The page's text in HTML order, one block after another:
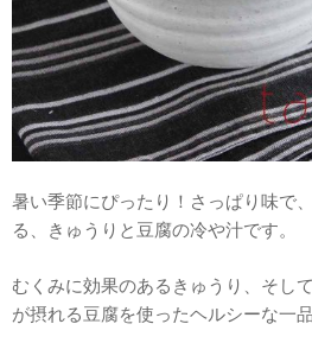
暑い季節にぴったり！さっぱり味で
る、きゅうりと豆腐の冷や汁です。
むくみに効果のあるきゅうり、そし
が摂れる豆腐を使ったヘルシーな一